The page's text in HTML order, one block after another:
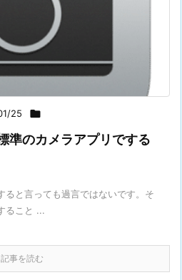
25 
準のカメラアプリでする
ると言っても過言ではないです。そ
ること ...
記事を読む